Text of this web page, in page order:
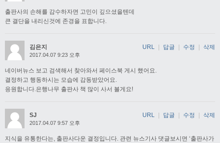
출판사의 손해를 감수하자면 고민이 깊으셨을텐데
큰 결단을 내리신것에 존경을 표합니다.
김은지
2017.04.07 9:23 오후
네이버뉴스 보고 검색해서 찾아와서 페이스북 게시 했어요.
결정하고 행동하시는 모습에 감동받았어요.
응원합니다.은행나무 출판사 책 많이 사서 볼게요!
URL 답글 수정 삭제
SJ
2017.04.07 9:57 오후
지식을 유통한다는, 출판사다운 결정입니다. 관련 뉴스기사 댓글보시면 ‘출판사가
URL 답글 수정 삭제